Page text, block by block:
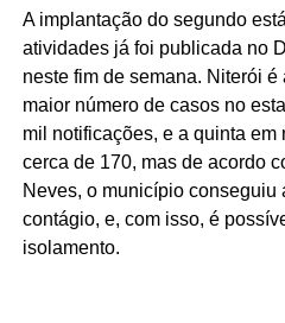
A implantação do segundo
atividades já foi publicada no
neste fim de semana. Niterói
maior número de casos no
mil notificações, e a quinta em
cerca de 170, mas de acordo
Neves, o município conseguiu
contágio, e, com isso, é
isolamento.